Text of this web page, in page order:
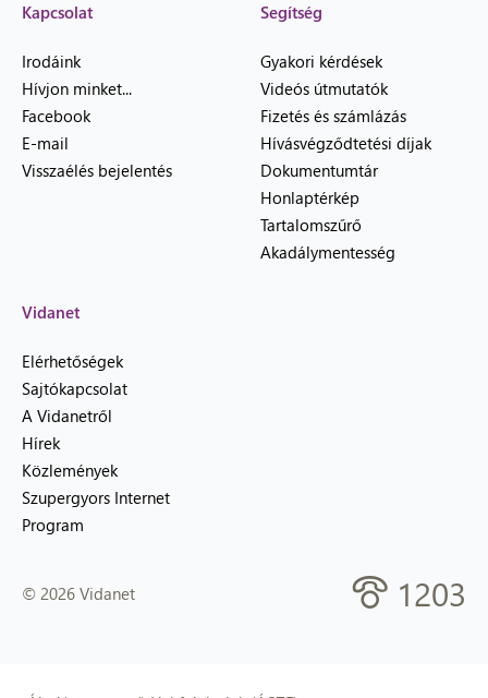
Kapcsolat
Irodáink
Hívjon minket...
Facebook
E-mail
Visszaélés bejelentés
Segítség
Gyakori kérdések
Videós útmutatók
Fizetés és számlázás
Hívásvégződtetési díjak
Dokumentumtár
Honlaptérkép
Tartalomszűrő
Akadálymentesség
Vidanet
Elérhetőségek
Sajtókapcsolat
A Vidanetről
Hírek
Közlemények
Szupergyors Internet
Program
© 2026 Vidanet 1203